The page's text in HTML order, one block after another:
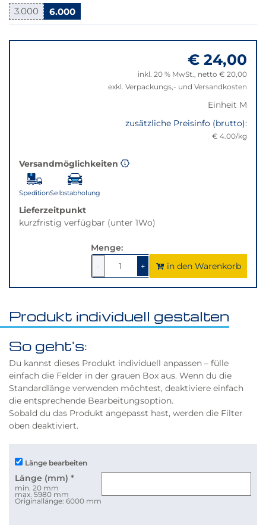
der
Filter
die
3.000 6.000
zu
€ 24,00
inkl. 20 % MwSt., netto € 20,00
exkl. Verpackungs,- und Versandkosten
Einheit M
zusätzliche Preisinfo (brutto):
€ 4.00/kg
Versandmöglichkeiten
SpeditionSelbstabholung
Lieferzeitpunkt
kurzfristig verfügbar (unter 1Wo)
Menge:
-
1
verringern
+1um
1
erhöhen
in den Warenkorb
Produkt individuell gestalten
So geht's:
Du kannst dieses Produkt individuell anpassen – fülle
einfach die Felder in der grauen Box aus. Wenn du die
Standardlänge verwenden möchtest, deaktiviere einfach
die entsprechende Bearbeitungsoption.
Sobald du das Produkt angepasst hast, werden die Filter
oben deaktiviert.
Länge bearbeiten
Länge (mm) *
min. 20 mm
max. 5980 mm
Originallänge: 6000 mm